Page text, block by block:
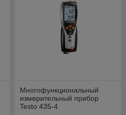
Многофункциональный
измерительный прибор
Testo 435-4